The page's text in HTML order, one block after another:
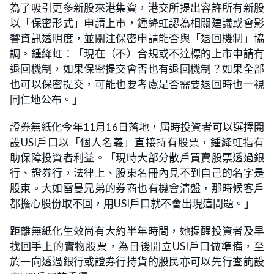
為了吸引更多新股來港集資，港交所提出容許所有新股
以「保密形式」申請上市，鍾絳虹認為相關建議或會影
響資訊透明度，並關注保密申請能否與「退回機制」協
調。鍾絳虹：「現在（不）合規或不達標的上市申請有
退回機制，如果保密提交會否也有退回機制？如果全部
也可以保密提交，可能也要考慮是否需要退回時也一視
同仁地公布。」
證券無紙化今年11月16日落地，屆時投資者可以選擇開
設USI戶口以「個人名義」直接持有股票，鍾絳虹指有
助保障投資者利益。「現時大部分散戶買賣股票透過銀
行、證券行，法律上、股東名冊內見不到自己的名字是
股東。大如雷曼兄弟的券商也有機會清盤，那時候客戶
都擔心股份取不回，用USI戶口就不會出現這問題。」
距離無紙化生效尚有大約半年時間，她提醒投資者及早
找回手上的實物股票，為日後開立USI戶口做準備，至
於一向透過銀行或證券行持貨的股民亦可以先行查詢設